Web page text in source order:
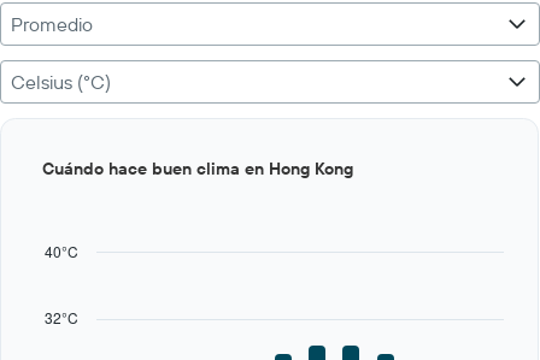
Promedio
Celsius (°C)
graphic.
32°C
40°C
Cuándo hace buen clima en Hong Kong